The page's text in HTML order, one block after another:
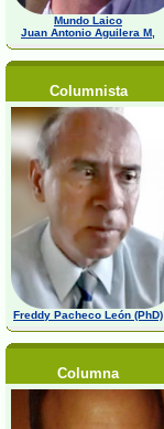
Mundo Laico
Juan Antonio Aguilera M,
Columnista
Freddy Pacheco León (PhD)
Columna